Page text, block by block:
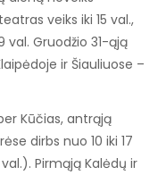
veiks iki 15 val.,
val. Gruodžio 31-ąją
ir Šiauliuose –
Kūčias, antrąją
dirbs nuo 10 iki 17
Pirmąją Kalėdų ir